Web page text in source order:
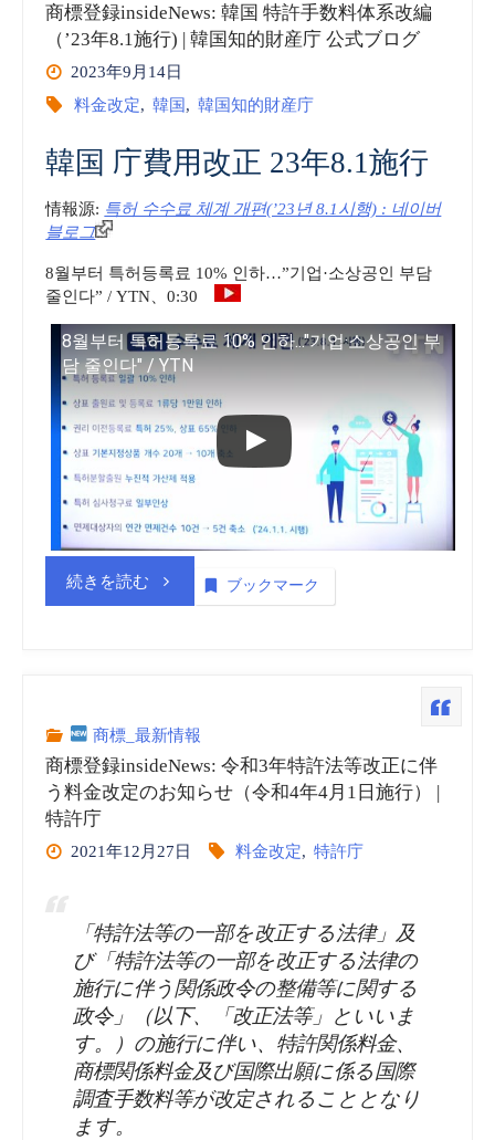
商標登録insideNews: 韓国 特許手数料体系改編
（’23年8.1施行) | 韓国知的財産庁 公式ブログ
2023年9月14日
料金改定, 韓国, 韓国知的財産庁
韓国 庁費用改正 23年8.1施行
情報源: 특허 수수료 체계 개편(’23년 8.1시행) : 네이버
블로그
8월부터 특허등록료 10% 인하…”기업·소상공인 부담
줄인다” / YTN、0:30
8월부터 특허등록료 10% 인하..."기업·소상공인 부
담 줄인다" / YTN
続きを読む“商
録
insideNews:
特
許
手
数
ブックマーク
商標_最新情報
商標登録insideNews: 令和3年特許法等改正に伴
う料金改定のお知らせ（令和4年4月1日施行） |
特許庁
2021年12月27日 料金改定, 特許庁
「特許法等の一部を改正する法律」及
び「特許法等の一部を改正する法律の
施行に伴う関係政令の整備等に関する
政令」（以下、「改正法等」といいま
す。）の施行に伴い、特許関係料金、
商標関係料金及び国際出願に係る国際
調査手数料等が改定されることとなり
ます。